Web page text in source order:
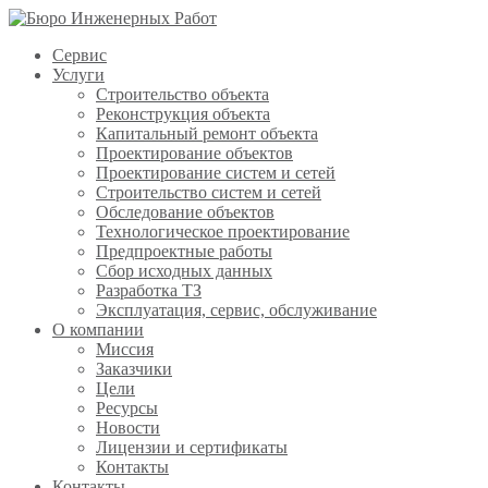
Сервис
Услуги
Строительство объекта
Реконструкция объекта
Капитальный ремонт объекта
Проектирование объектов
Проектирование систем и сетей
Строительство систем и сетей
Обследование объектов
Технологическое проектирование
Предпроектные работы
Сбор исходных данных
Разработка ТЗ
Эксплуатация, сервис, обслуживание
О компании
Миссия
Заказчики
Цели
Ресурсы
Новости
Лицензии и сертификаты
Контакты